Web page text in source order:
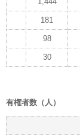
181
98
30
有権者数（人）